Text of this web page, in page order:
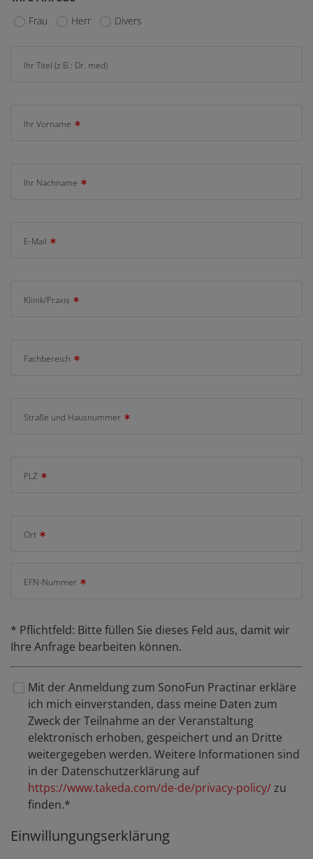
Frau Herr Divers
Ihr Titel (z.B.: Dr. med)
Ihr Vorname
Ihr Nachname
E-Mail
Klinik/Praxis
Fachbereich
Straße und Hausnummer
PLZ
Ort
EFN-Nummer
* Pflichtfeld: Bitte füllen Sie dieses Feld aus, damit wir
Ihre Anfrage bearbeiten können.
Newsletter
Mit der Anmeldung zum SonoFun Practinar erkläre
ich mich einverstanden, dass meine Daten zum
Zweck der Teilnahme an der Veranstaltung
elektronisch erhoben, gespeichert und an Dritte
weitergegeben werden. Weitere Informationen sind
in der Datenschutzerklärung auf
https://www.takeda.com/de-de/privacy-policy/zu
finden.*
Einwillungungserklärung